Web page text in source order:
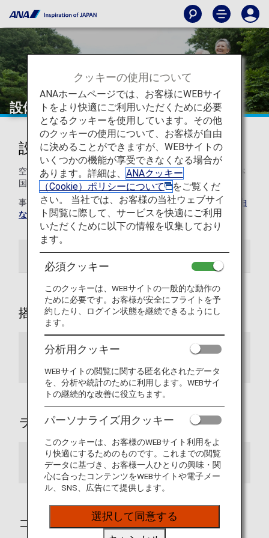
設備・施設のご案内
設備・施設のご案内
空港内の設備や施設のご案内です。特定の空港や機種、日本
国内のみのご提供となる機器もございます。
事前に予約が必要な貸し出し物品は、ANAおからだの不自由
な方の相談デスクまでご連絡ください。
空港内 搭乗時 機内
搭乗手続きカウンター
SPECIAL ASSISTANCE お手伝いが必要なお
ラウンジ内設備
ANAラウンジ
コミュニケーションツール
クッキーの使用について
ANAホームページでは、お客様にWEBサイ
トをより快適にご利用いただくために必要
となるクッキーを使用しています。その他
のクッキーの使用について、お客様が自由
に決めることができますが、WEBサイトの
いくつかの機能が享受できなくなる場合が
あります。詳細は、 ANAクッキー
（Cookie）ポリシーについて
をご覧くだ
さい。 当社では、お客様の当社ウェブサイ
ト閲覧に際して、サービスを快適にご利用
いただくために以下の情報を収集しており
ます。
必須クッキー
このクッキーは、WEBサイトの一般的な動作の
ために必要です。お客様が安全にフライトを予
約したり、ログイン状態を継続できるようにし
ます。
分析用クッキー
WEBサイトの閲覧に関する匿名化されたデータ
を、分析や統計のために利用します。WEBサイ
トの継続的な改善に役立ちます。
パーソナライズ用クッキー
このクッキーは、お客様のWEBサイト利用をよ
り快適にするためのものです。これまでの閲覧
データに基づき、お客様一人ひとりの興味・関
心に合ったコンテンツをWEBサイトや電子メー
ル、SNS、広告にて提供します。
選択して同意する